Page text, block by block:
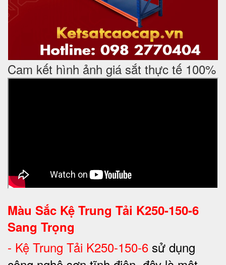
Cam kết hình ảnh giá sắt thực tế 100%
Màu Sắc Kệ Trung Tải K250-150-6
Sang Trọng
- Kệ Trung Tải K250-150-6 sử dụng